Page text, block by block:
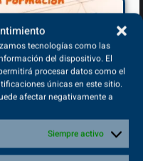
tecnologías como las
del dispositivo. El
procesar datos como el
únicas en este sitio.
afectar negativamente a
Siempre activo